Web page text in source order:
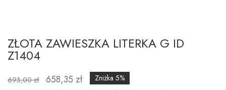
ZŁOTA ZAWIESZKA LITERKA G ID
Z1404
693,00 zł 658,35 zł Zniżka 5%